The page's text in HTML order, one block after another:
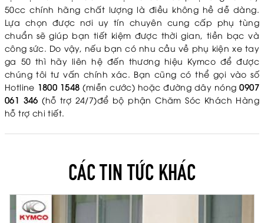
50cc chính hãng chất lượng là điều không hề dễ dàng.
Lựa chọn được nơi uy tín chuyên cung cấp phụ tùng
chuẩn sẽ giúp bạn tiết kiệm được thời gian, tiền bạc và
công sức. Do vậy, nếu bạn có nhu cầu về phụ kiện xe tay
ga 50 thì hãy liên hệ đến thương hiệu Kymco để được
chúng tôi tư vấn chính xác. Bạn cũng có thể gọi vào số
Hotline 1800 1548 (miễn cước) hoặc đường dây nóng0907
061 346 (hỗ trợ 24/7)để bộ phận Chăm Sóc Khách Hàng
hỗ trợ chi tiết.
CÁC TIN TỨC KHÁC